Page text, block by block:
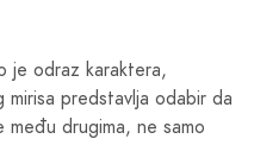
je odraz karaktera,
predstavlja odabir da
drugima, ne samo